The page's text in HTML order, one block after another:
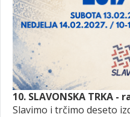
10. SLAVONSKA TRKA -
Slavimo i trčimo deseto